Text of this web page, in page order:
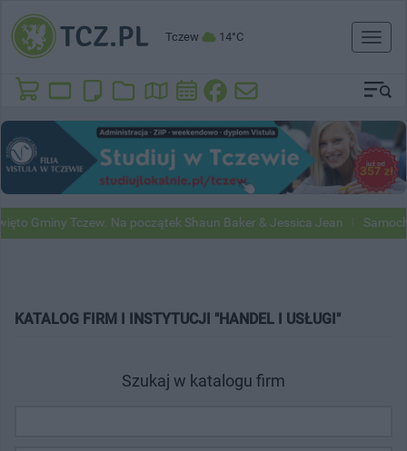
Tczew 14°C
Toggle
Gminy Tczew. Na początek Shaun Baker & Jessica Jean
KATALOG FIRM I INSTYTUCJI "HANDEL I USŁUGI"
Szukaj w katalogu firm